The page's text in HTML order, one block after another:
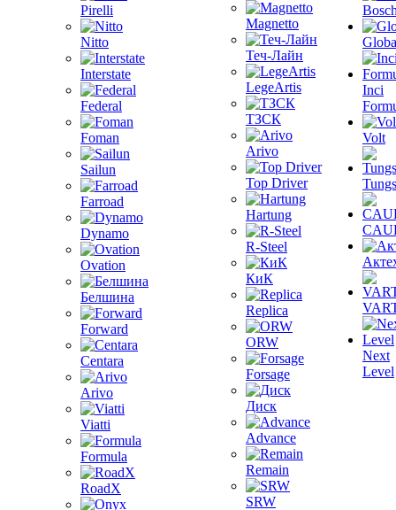
Pirelli
Nitto
Interstate
Federal
Foman
Sailun
Farroad
Dynamo
Ovation
Белшина
Forward
Centara
Arivo
Viatti
Formula
RoadX
Magnetto
Теч-Лайн
LegeArtis
ТЗСК
Arivo
Top Driver
Hartung
R-Steel
КиК
Replica
ORW
Forsage
Диск
Advance
Remain
SRW
Inci
Volt
Next
Level